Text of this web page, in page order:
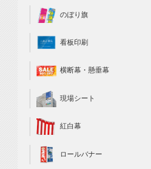
のぼり旗
看板印刷
横断幕・懸垂幕
現場シート
紅白幕
ロールバナー